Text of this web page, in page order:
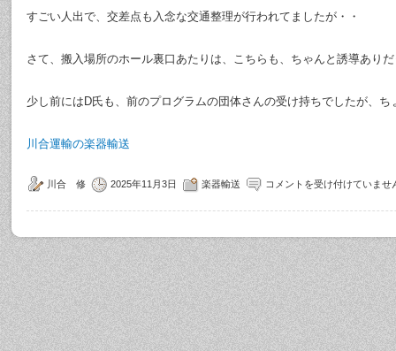
すごい人出で、交差点も入念な交通整理が行われてましたが・・
さて、搬入場所のホール裏口あたりは、こちらも、ちゃんと誘導あり
少し前にはD氏も、前のプログラムの団体さんの受け持ちでしたが、ち
川合運輸の楽器輸送
川合 修 2025年11月3日 楽器輸送 コメントを受け付けていませ